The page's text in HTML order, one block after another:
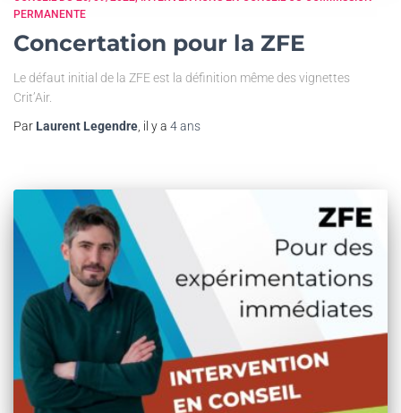
PERMANENTE
Concertation pour la ZFE
Le défaut initial de la ZFE est la définition même des vignettes
Crit’Air.
Par Laurent Legendre, il y a 4 ans